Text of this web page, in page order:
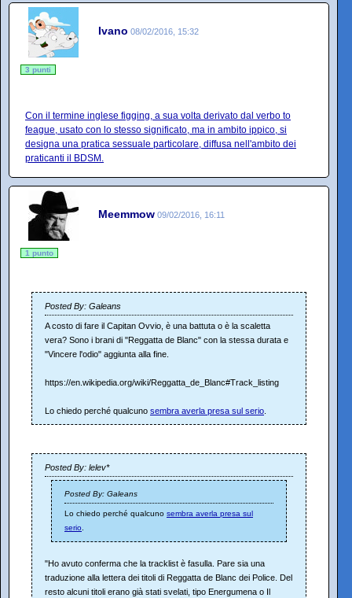
Ivano 08/02/2016, 15:32
3 punti
Con il termine inglese figging, a sua volta derivato dal verbo to
feague, usato con lo stesso significato, ma in ambito ippico, si
designa una pratica sessuale particolare, diffusa nell'ambito dei
praticanti il BDSM.
Meemmow 09/02/2016, 16:11
1 punto
Posted By: Galeans
A costo di fare il Capitan Ovvio, è una battuta o è la scaletta
vera? Sono i brani di "Reggatta de Blanc" con la stessa durata e
"Vincere l'odio" aggiunta alla fine.
https://en.wikipedia.org/wiki/Reggatta_de_Blanc#Track_listing
Lo chiedo perché qualcuno sembra averla presa sul serio
Posted By: lelev*
Posted By: Galeans
Lo chiedo perché qualcuno sembra averla presa sul
serio.
"Ho avuto conferma che la tracklist è fasulla. Pare sia una
traduzione alla lettera dei titoli di Reggatta de Blanc dei Police. Del
resto alcuni titoli erano già stati svelati, tipo Energumena o Il